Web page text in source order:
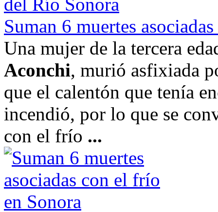
Suman 6 muertes
Una mujer de la tercera
Aconchi, murió asfixiada
que el calentón que tenía
incendió, por lo que se
con el frío ...